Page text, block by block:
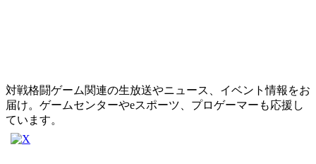
対戦格闘ゲーム関連の生放送やニュース、イベント情報をお
届け。ゲームセンターやeスポーツ、プロゲーマーも応援し
ています。